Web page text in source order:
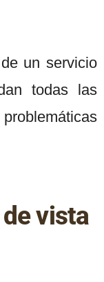
un servicio
todas las
vista